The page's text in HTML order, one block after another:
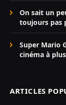
On sait un
toujours pas
Super Mario
cinéma à
ARTICLES